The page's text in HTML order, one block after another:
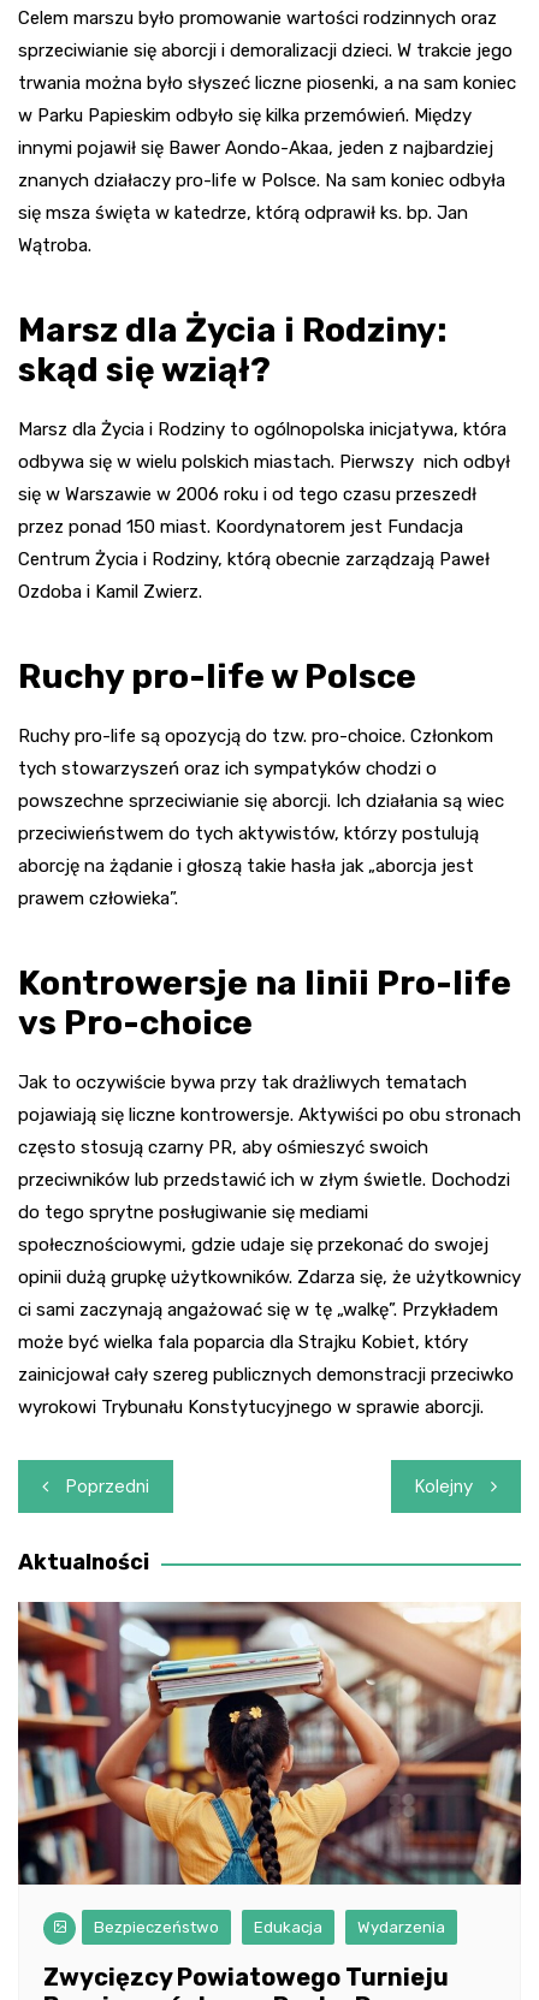
Celem marszu było promowanie wartości rodzinnych oraz
sprzeciwianie się aborcji i demoralizacji dzieci. W trakcie jego
trwania można było słyszeć liczne piosenki, a na sam koniec
w Parku Papieskim odbyło się kilka przemówień. Między
innymi pojawił się Bawer Aondo-Akaa, jeden z najbardziej
znanych działaczy pro-life w Polsce. Na sam koniec odbyła
się msza święta w katedrze, którą odprawił ks. bp. Jan
Wątroba.
Marsz dla Życia i Rodziny:
skąd się wziął?
Marsz dla Życia i Rodziny to ogólnopolska inicjatywa, która
odbywa się w wielu polskich miastach. Pierwszy nich odbył
się w Warszawie w 2006 roku i od tego czasu przeszedł
przez ponad 150 miast. Koordynatorem jest Fundacja
Centrum Życia i Rodziny, którą obecnie zarządzają Paweł
Ozdoba i Kamil Zwierz.
Ruchy pro-life w Polsce
Ruchy pro-life są opozycją do tzw. pro-choice. Członkom
tych stowarzyszeń oraz ich sympatyków chodzi o
powszechne sprzeciwianie się aborcji. Ich działania są wiec
przeciwieństwem do tych aktywistów, którzy postulują
aborcję na żądanie i głoszą takie hasła jak „aborcja jest
prawem człowieka”.
Kontrowersje na linii Pro-life
vs Pro-choice
Jak to oczywiście bywa przy tak drażliwych tematach
pojawiają się liczne kontrowersje. Aktywiści po obu stronach
często stosują czarny PR, aby ośmieszyć swoich
przeciwników lub przedstawić ich w złym świetle. Dochodzi
do tego sprytne posługiwanie się mediami
społecznościowymi, gdzie udaje się przekonać do swojej
opinii dużą grupkę użytkowników. Zdarza się, że użytkownicy
ci sami zaczynają angażować się w tę „walkę”. Przykładem
może być wielka fala poparcia dla Strajku Kobiet, który
zainicjował cały szereg publicznych demonstracji przeciwko
wyrokowi Trybunału Konstytucyjnego w sprawie aborcji.
Nawigacja
wpisu
Poprzedni Kolejny
Aktualności
Bezpieczeństwo Edukacja Wydarzenia
Zwycięzcy Powiatowego Turnieju